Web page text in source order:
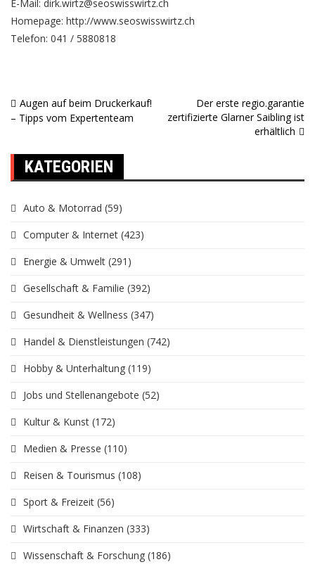
E-Mail: dirk.wirtz@seoswisswirtz.ch
Homepage: http://www.seoswisswirtz.ch
Telefon: 041 / 5880818
Beitragsnavigation
Augen auf beim Druckerkauf!
– Tipps vom Expertenteam
Der erste regio.garantie
zertifizierte Glarner Saibling ist
erhältlich
KATEGORIEN
Auto & Motorrad (59)
Computer & Internet (423)
Energie & Umwelt (291)
Gesellschaft & Familie (392)
Gesundheit & Wellness (347)
Handel & Dienstleistungen (742)
Hobby & Unterhaltung (119)
Jobs und Stellenangebote (52)
Kultur & Kunst (172)
Medien & Presse (110)
Reisen & Tourismus (108)
Sport & Freizeit (56)
Wirtschaft & Finanzen (333)
Wissenschaft & Forschung (186)